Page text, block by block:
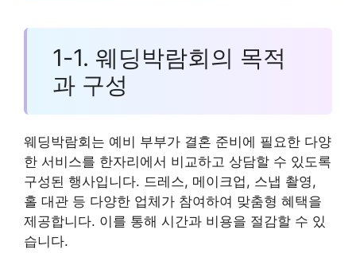
1-1. 웨딩박람회의 목적
과 구성
웨딩박람회는 예비 부부가 결혼 준비에 필요한 다양
한 서비스를 한자리에서 비교하고 상담할 수 있도록
구성된 행사입니다. 드레스, 메이크업, 스냅 촬영,
홀 대관 등 다양한 업체가 참여하여 맞춤형 혜택을
제공합니다. 이를 통해 시간과 비용을 절감할 수 있
습니다.